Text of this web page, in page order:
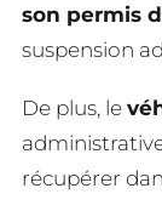
son permis
suspension
De plus, le
récupérer